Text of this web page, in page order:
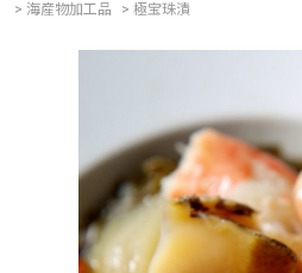
> 海産物加工品 > 極宝珠漬